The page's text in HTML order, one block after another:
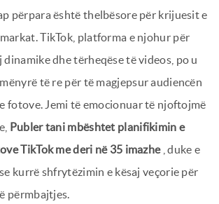
përpara është thelbësore për krijuesit e
TikTok, platforma e njohur për
dinamike dhe tërheqëse të videos, po u
të re për të magjepsur audiencën
fotove. Jemi të emocionuar të njoftojmë
Publer tani mbështet planifikimin e
TikTok me deri në 35 imazhe, duke e
kurrë shfrytëzimin e kësaj veçorie për
përmbajtjes.